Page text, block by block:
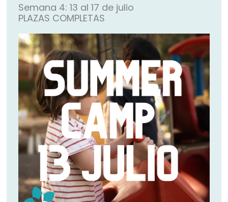
Semana 4: 13 al 17 de julio
PLAZAS COMPLETAS​